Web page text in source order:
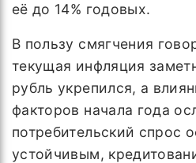
её до 14% годовых.
В пользу смягчения
текущая инфляция
рубль укрепился, а
факторов начала года
потребительский спрос
устойчивым,